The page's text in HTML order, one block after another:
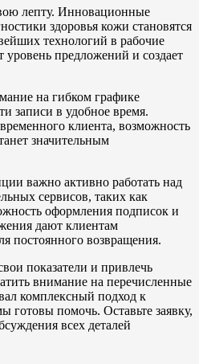
лепту. Инновационные
здоровья кожи становятся
технологий в рабочие
предложений и создает
на гибком графике
записи в удобное время.
клиента, возможность
значительным
важно активно работать над
сервисов, таких как
оформления подписок и
дают клиентам
постоянного возвращения.
показатели и привлечь
внимание на перечисленные
комплексный подход к
готовы помочь. Оставьте заявку,
всех деталей